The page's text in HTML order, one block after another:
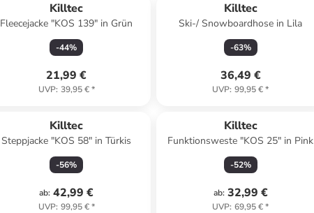
Killtec
Fleecejacke "KOS 139" in Grün
-44%
21,99 €
UVP: 39,95 €*
Killtec
Ski-/ Snowboardhose in Lila
-63%
36,49 €
UVP: 99,95 €*
Killtec
Steppjacke "KOS 58" in Türkis
-56%
ab: 42,99 €
UVP: 99,95 €*
Killtec
Funktionsweste "KOS 25" in Pink
-52%
ab: 32,99 €
UVP: 69,95 €*